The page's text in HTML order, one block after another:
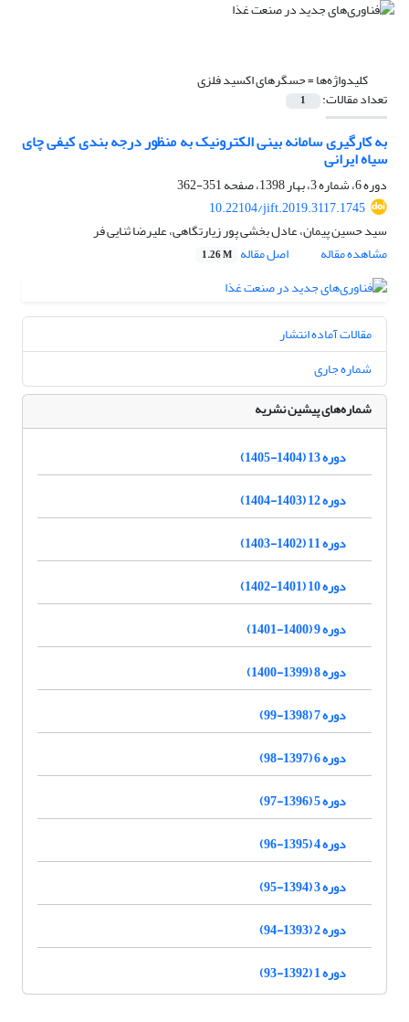
کلیدواژه‌ها =حسگرهای اکسید فلزی
تعداد مقالات: 1
به کارگیری سامانه بینی الکترونیک به منظور درجه بندی کیفی چای
سیاه ایرانی
دوره 6، شماره 3، بهار 1398، صفحه
351-362
10.22104/jift.2019.3117.1745
سید حسین پیمان، عادل بخشی پور زیارتگاهی، علیرضا ثنایی فر
مشاهده مقاله
اصل مقاله 1.26 M
مقالات آماده انتشار
شماره جاری
شماره‌های پیشین نشریه
دوره 13 (1404-1405)
دوره 12 (1403-1404)
دوره 11 (1402-1403)
دوره 10 (1401-1402)
دوره 9 (1400-1401)
دوره 8 (1399-1400)
دوره 7 (1398-99)
دوره 6 (1397-98)
دوره 5 (1396-97)
دوره 4 (1395-96)
دوره 3 (1394-95)
دوره 2 (1393-94)
دوره 1 (1392-93)